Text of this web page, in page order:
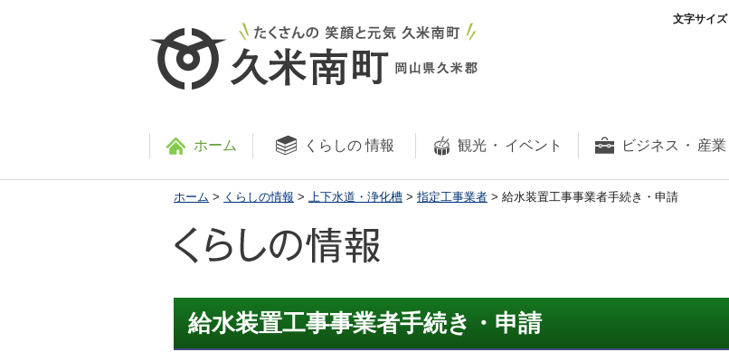
文字サイズ
ホーム くらしの情報 観光 ・ イベント ビジネス ・ 産業
ホーム > くらしの情報 > 上下水道・浄化槽 > 指定工事業者 > 給水装置工事事業者手続き・申請
給水装置工事事業者手続き・申請